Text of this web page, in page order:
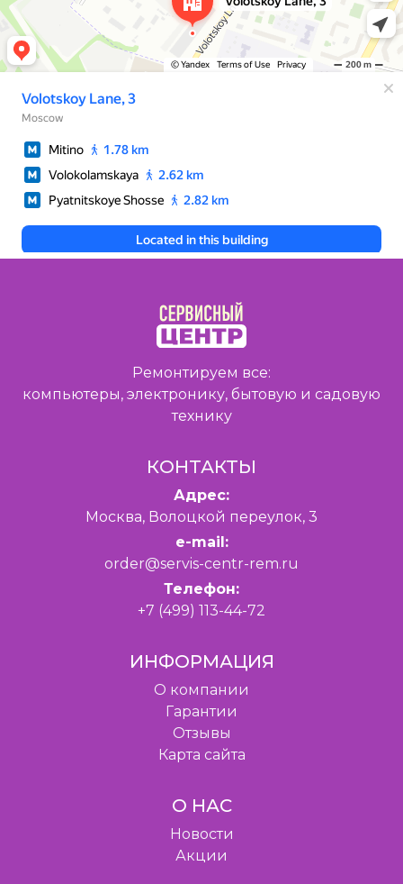
Ремонтируем все:
компьютеры, электронику, бытовую и садовую
технику
КОНТАКТЫ
Адрес:
Москва, Волоцкой переулок, 3
e-mail:
order@servis-centr-rem.ru
Телефон:
+7 (499) 113-44-72
ИНФОРМАЦИЯ
O компании
Гарантии
Отзывы
Карта сайта
О НАС
Новости
Акции